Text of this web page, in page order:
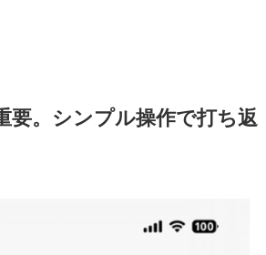
要。シンプル操作で打ち返